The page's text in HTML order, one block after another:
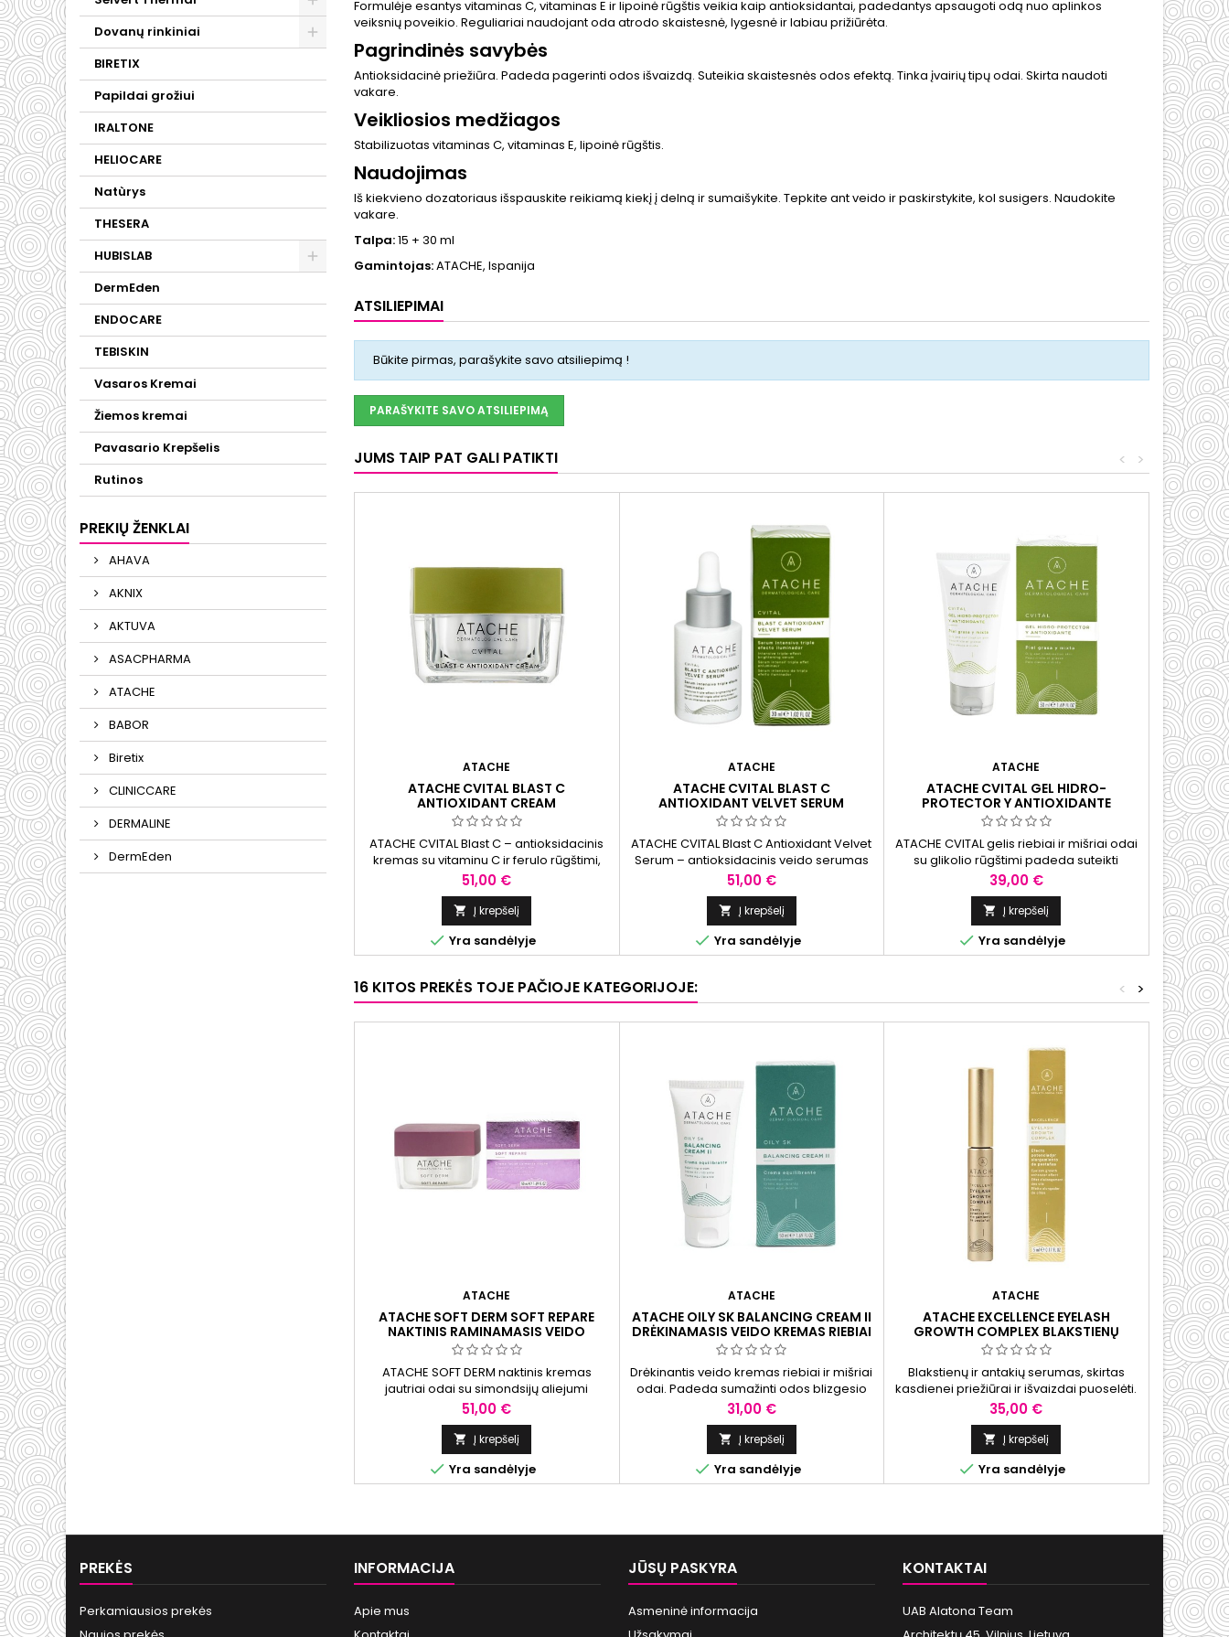
Dovanų rinkiniai
BIRETIX
Papildai grožiui
IRALTONE
HELIOCARE
Natùrys
THESERA
HUBISLAB
DermEden
ENDOCARE
TEBISKIN
Vasaros Kremai
Žiemos kremai
Pavasario Krepšelis
Rutinos
PREKIŲ ŽENKLAI
AHAVA
AKNIX
AKTUVA
ASACPHARMA
ATACHE
BABOR
Biretix
CLINICCARE
DERMALINE
DermEden
Formulėje esantys vitaminas C, vitaminas E ir lipoinė rūgštis veikia kaip antioksidantai, padedantys apsaugoti odą nuo aplinkos
veiksnių poveikio. Reguliariai naudojant oda atrodo skaistesnė, lygesnė ir labiau prižiūrėta.
Pagrindinės savybės
Antioksidacinė priežiūra. Padeda pagerinti odos išvaizdą. Suteikia skaistesnės odos efektą. Tinka įvairių tipų odai. Skirta naudoti
vakare.
Veikliosios medžiagos
Stabilizuotas vitaminas C, vitaminas E, lipoinė rūgštis.
Naudojimas
Iš kiekvieno dozatoriaus išspauskite reikiamą kiekį į delną ir sumaišykite. Tepkite ant veido ir paskirstykite, kol susigers. Naudokite
vakare.
Talpa:15 + 30 ml
Gamintojas:ATACHE, Ispanija
ATSILIEPIMAI
Būkite pirmas, parašykite savo atsiliepimą !
PARAŠYKITE SAVO ATSILIEPIMĄ
JUMS TAIP PAT GALI PATIKTI >
<
ATACHE
ATACHE CVITAL BLAST C
ANTIOXIDANT CREAM
ANTIOKSIDACINIS KREMAS, 50 ML
ATACHE CVITAL Blast C – antioksidacinis
kremas su vitaminu C ir ferulo rūgštimi,
padedantis suteikti odai skaistesnę ir
lygesnę išvaizdą.
Kaina
51,00 €
 Į krepšelį
 Yra sandėlyje
ATACHE
ATACHE CVITAL BLAST C
ANTIOXIDANT VELVET SERUM
ANTIOKSIDACINIS VEIDO SERUMAS, 30
ML
ATACHE CVITAL Blast C Antioxidant Velvet
Serum – antioksidacinis veido serumas
su liposominiu vitaminu C, ferulo rūgštimi,
traneksamo rūgštimi ir hialurono rūgštimi.
Padeda suteikti odai skaistumo,
drėkinimo ir puoselėti tolygesnio tono
išvaizdą. Tinka visų tipų odai.
Kaina
51,00 €
 Į krepšelį
 Yra sandėlyje
ATACHE
ATACHE CVITAL GEL HIDRO-
PROTECTOR Y ANTIOXIDANTE
DRĖKINAMASIS IR ANTIOKSIDACINIS
VEIDO GELIS, 50 ML
ATACHE CVITAL gelis riebiai ir mišriai odai
su glikolio rūgštimi padeda suteikti
drėkinimo, gaivumo ir puoselėti lygesnės,
mažiau blizgios odos išvaizdą.
Kaina
39,00 €
 Į krepšelį
 Yra sandėlyje
16 KITOS PREKĖS TOJE PAČIOJE KATEGORIJOJE: >
<
ATACHE
ATACHE SOFT DERM SOFT REPARE
NAKTINIS RAMINAMASIS VEIDO
KREMAS, 50 ML
ATACHE SOFT DERM naktinis kremas
jautriai odai su simondsijų aliejumi
padeda suteikti drėkinimo, komforto ir
puoselėti švelnios odos išvaizdą.
Kaina
51,00 €
 Į krepšelį
 Yra sandėlyje
ATACHE
ATACHE OILY SK BALANCING CREAM II
DRĖKINAMASIS VEIDO KREMAS RIEBIAI
ODAI, 50 ML
Drėkinantis veido kremas riebiai ir mišriai
odai. Padeda sumažinti odos blizgesio
matomumą ir suteikia gaivios bei
komfortiškos odos pojūtį.
Kaina
31,00 €
 Į krepšelį
 Yra sandėlyje
ATACHE
ATACHE EXCELLENCE EYELASH
GROWTH COMPLEX BLAKSTIENŲ
AUGIMĄ SKATINANTIS SERUMAS, 5 ML
Blakstienų ir antakių serumas, skirtas
kasdienei priežiūrai ir išvaizdai puoselėti.
Padeda kondicionuoti plaukelius, suteikti
jiems elastingumo, minkštumo ir sveikiau
atrodančių plaukelių įspūdį.
Kaina
35,00 €
 Į krepšelį
 Yra sandėlyje
Lengva
drėkina ir
PREKĖS
Perkamiausios prekės
INFORMACIJA
Apie mus
JŪSŲ PASKYRA
Asmeninė informacija
KONTAKTAI
UAB Alatona Team